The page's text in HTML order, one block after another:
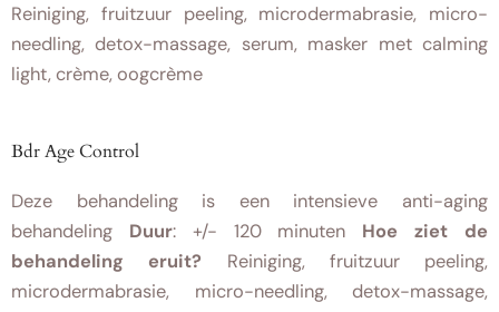
Reiniging, fruitzuur peeling, microdermabrasie, micro-
needling, detox-massage, serum, masker met calming
light, crème, oogcrème
Bdr Age Control
Deze behandeling is een intensieve anti-aging
behandeling Duur: +/- 120 minuten Hoe ziet de
behandeling eruit? Reiniging, fruitzuur peeling,
microdermabrasie, micro-needling, detox-massage,